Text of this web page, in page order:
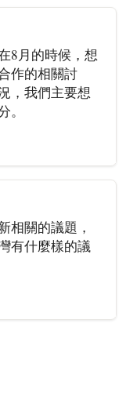
8月的時候，想
作的相關討
，我們主要想
相關的議題，
有什麼樣的議